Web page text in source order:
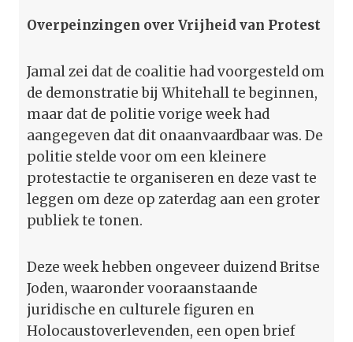
Overpeinzingen over Vrijheid van Protest
Jamal zei dat de coalitie had voorgesteld om
de demonstratie bij Whitehall te beginnen,
maar dat de politie vorige week had
aangegeven dat dit onaanvaardbaar was. De
politie stelde voor om een kleinere
protestactie te organiseren en deze vast te
leggen om deze op zaterdag aan een groter
publiek te tonen.
Deze week hebben ongeveer duizend Britse
Joden, waaronder vooraanstaande
juridische en culturele figuren en
Holocaustoverlevenden, een open brief